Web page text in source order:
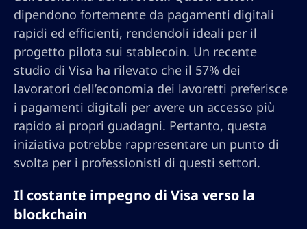
dipendono fortemente da pagamenti digitali
rapidi ed efficienti, rendendoli ideali per il
progetto pilota sui stablecoin. Un recente
studio di Visa ha rilevato che il 57% dei
lavoratori dell’economia dei lavoretti preferisce
i pagamenti digitali per avere un accesso più
rapido ai propri guadagni. Pertanto, questa
iniziativa potrebbe rappresentare un punto di
svolta per i professionisti di questi settori.
Il costante impegno di Visa verso la
blockchain